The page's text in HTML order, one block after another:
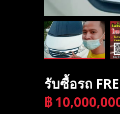
รับซื้อรถ
฿